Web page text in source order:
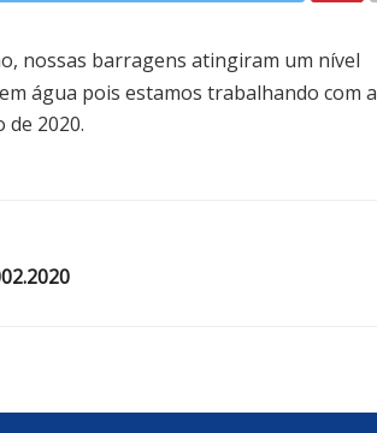
nossas barragens atingiram um nível
água pois estamos trabalhando com a
2020.